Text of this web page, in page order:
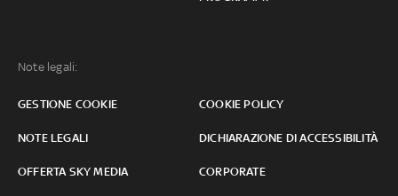
Note legali:
GESTIONE COOKIE COOKIE POLICY
NOTE LEGALI DICHIARAZIONE DI ACCESSIBILITÀ
OFFERTA SKY MEDIA CORPORATE